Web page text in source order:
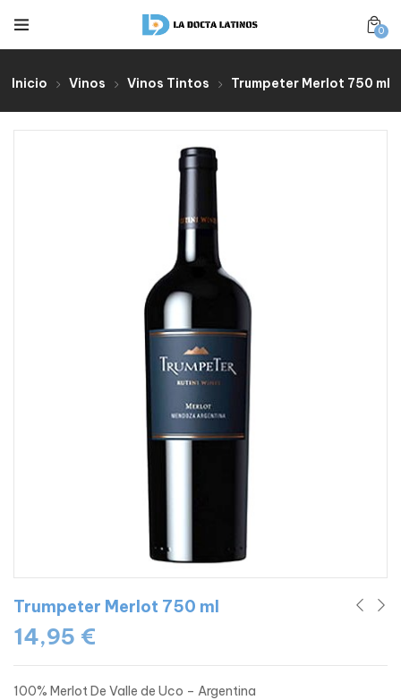
0
Inicio Vinos Vinos Tintos Trumpeter Merlot 750 ml
Trumpeter Merlot 750 ml
14,95 €
100% Merlot De Valle de Uco – Argentina